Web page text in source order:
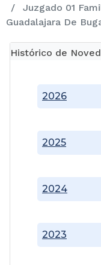
Juzgado 01
Guadalajara De
Histórico de
2023
2024
2025
2026